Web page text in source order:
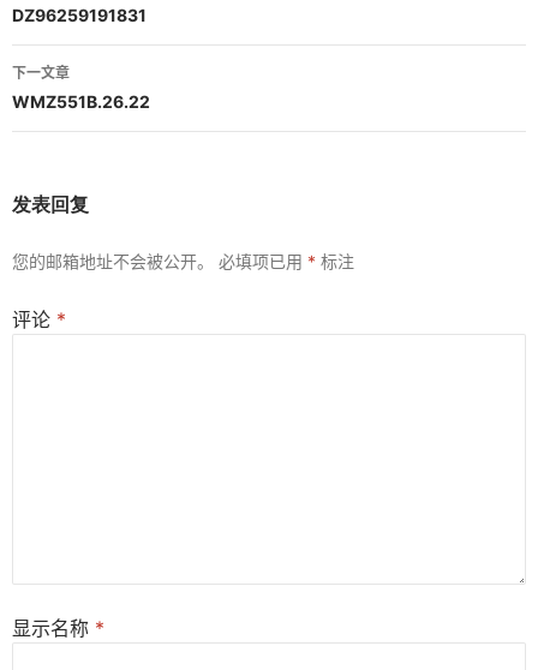
章
导
航
DZ96259191831
下一文章
WMZ551B.26.22
发表回复
您的邮箱地址不会被公开。 必填项已用 * 标注
评论 *
显示名称 *